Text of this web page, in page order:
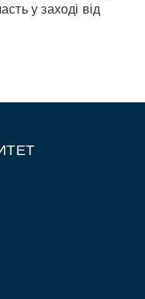
у заході від